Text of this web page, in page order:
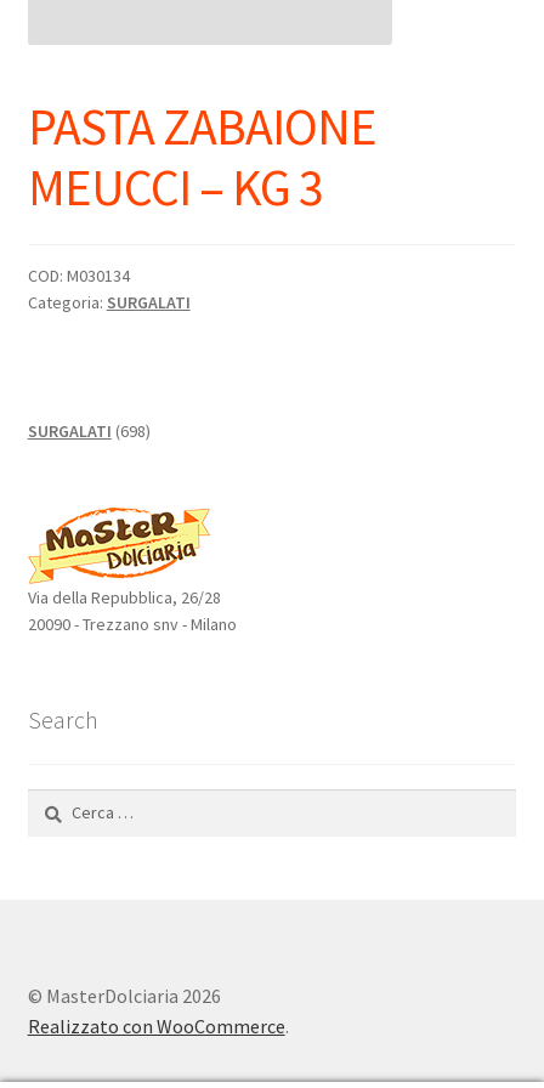
PASTA ZABAIONE
MEUCCI – KG 3
COD: M030134
Categoria: SURGALATI
SURGALATI 698698
Via della Repubblica, 26/28
20090 - Trezzano snv - Milano
Search
© MasterDolciaria 2026
Realizzato con WooCommerce.